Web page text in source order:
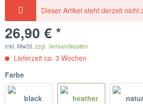
Dieser Artikel steht derzeit nicht
26,90 € *
inkl. MwSt. zzgl. Versandkosten
Lieferzeit ca. 3 Wochen
Farbe